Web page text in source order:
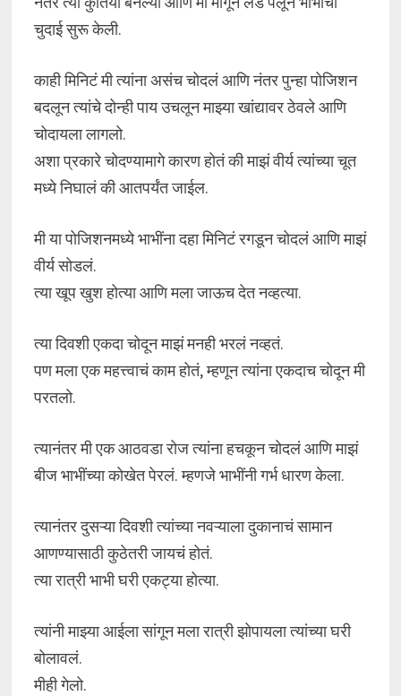
चुदाई सुरू केली.
काही मिनिटं मी त्यांना असंच चोदलं आणि नंतर पुन्हा पोजिशन
बदलून त्यांचे दोन्ही पाय उचलून माझ्या खांद्यावर ठेवले आणि
चोदायला लागलो.
अशा प्रकारे चोदण्यामागे कारण होतं की माझं वीर्य त्यांच्या चूत
मध्ये निघालं की आतपर्यंत जाईल.
मी या पोजिशनमध्ये भाभींना दहा मिनिटं रगडून चोदलं आणि माझं
वीर्य सोडलं.
त्या खूप खुश होत्या आणि मला जाऊच देत नव्हत्या.
त्या दिवशी एकदा चोदून माझं मनही भरलं नव्हतं.
पण मला एक महत्त्वाचं काम होतं, म्हणून त्यांना एकदाच चोदून मी
परतलो.
त्यानंतर मी एक आठवडा रोज त्यांना हचकून चोदलं आणि माझं
बीज भाभींच्या कोखेत पेरलं. म्हणजे भाभींनी गर्भ धारण केला.
त्यानंतर दुसऱ्या दिवशी त्यांच्या नवऱ्याला दुकानाचं सामान
आणण्यासाठी कुठेतरी जायचं होतं.
त्या रात्री भाभी घरी एकट्या होत्या.
त्यांनी माझ्या आईला सांगून मला रात्री झोपायला त्यांच्या घरी
बोलावलं.
मीही गेलो.